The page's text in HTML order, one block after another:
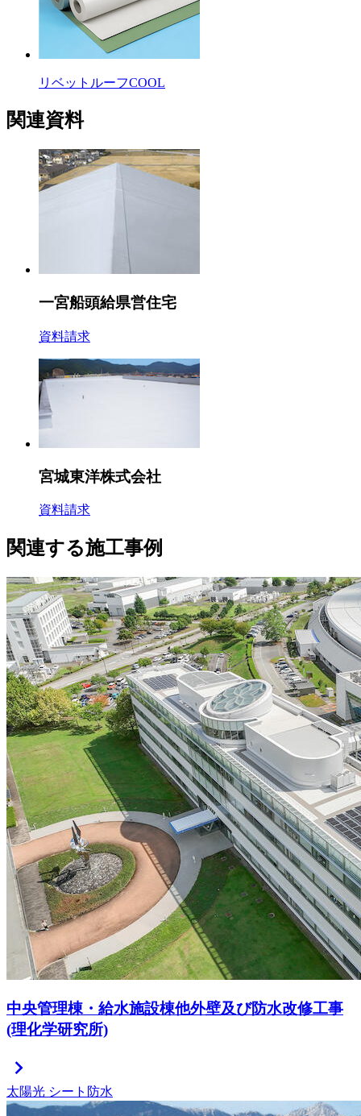
リベットルーフCOOL
関連資料
一宮船頭給県営住宅
資料請求
宮城東洋株式会社
資料請求
関連する施工事例
中央管理棟・給水施設棟他外壁及び防水改修工事
(理化学研究所)
chevron_right
太陽光 シート防水